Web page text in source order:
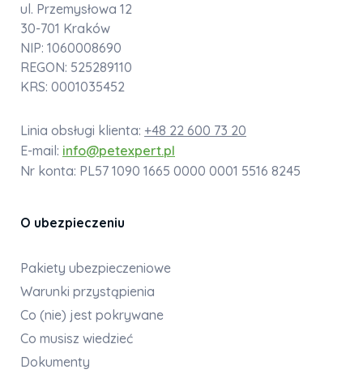
ul. Przemysłowa 12
30-701 Kraków
NIP: 1060008690
REGON: 525289110
KRS: 0001035452
Linia obsługi klienta: +48 22 600 73 20
E-mail: info@petexpert.pl
Nr konta: PL57 1090 1665 0000 0001 5516 8245
O ubezpieczeniu
Pakiety ubezpieczeniowe
Warunki przystąpienia
Co (nie) jest pokrywane
Co musisz wiedzieć
Dokumenty